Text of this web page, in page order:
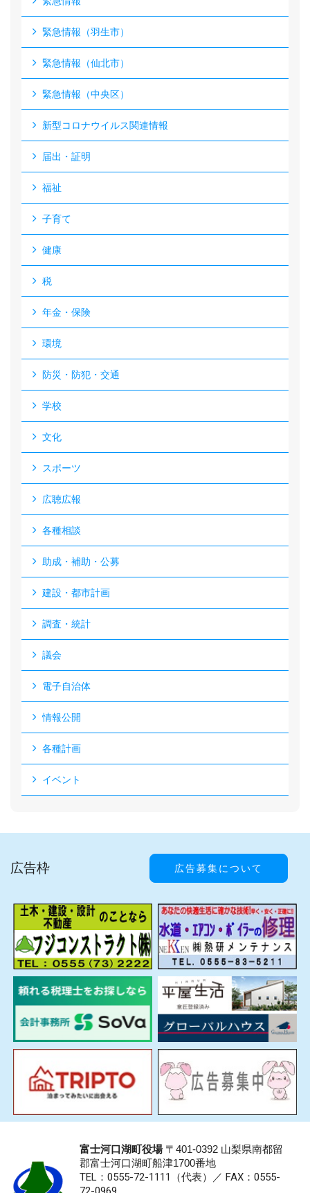
緊急情報（羽生市）
緊急情報（仙北市）
緊急情報（中央区）
新型コロナウイルス関連情報
届出・証明
福祉
子育て
健康
税
年金・保険
環境
防災・防犯・交通
学校
文化
スポーツ
広聴広報
各種相談
助成・補助・公募
建設・都市計画
調査・統計
議会
電子自治体
情報公開
各種計画
イベント
広告枠 広告募集について
富士河口湖町役場〒401-0392 山梨県南都留
郡富士河口湖町船津1700番地
TEL：0555-72-1111 （代表）／ FAX：0555-